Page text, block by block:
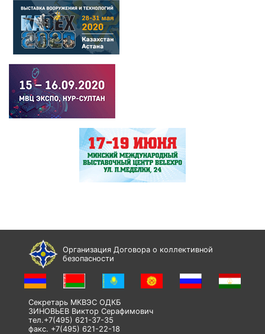
Организация Договора о коллективной
безопасности
Секретарь МКВЭС ОДКБ
ЗИНОВЬЕВ Виктор Серафимович
тел.+7(495) 621-37-35
факс. +7(495) 621-22-18